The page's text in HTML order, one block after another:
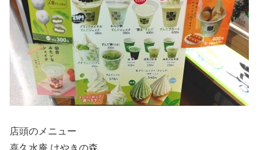
店頭のメニュー